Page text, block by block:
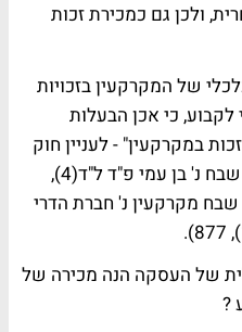
ולכן גם כמכירת זכות
של המקרקעין בזכויות
כי אכן הבעלות
במקרקעין" - לעניין חוק
מיסוי מקרקעין (ע"א 265/79, שבח נ' בן עמי פ"ד ל"ד(4),
מנהל מס שבח מקרקעין נ' חברת הדרי
של העסקה הנה מכירה של
?